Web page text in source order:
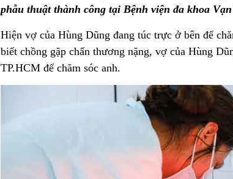
phẫu thuật thành công tại Bệnh viện đa khoa
Hiện vợ của Hùng Dũng đang túc trực ở bên để
biết chồng gặp chấn thương nặng, vợ của Hùng
TP.HCM để chăm sóc anh.